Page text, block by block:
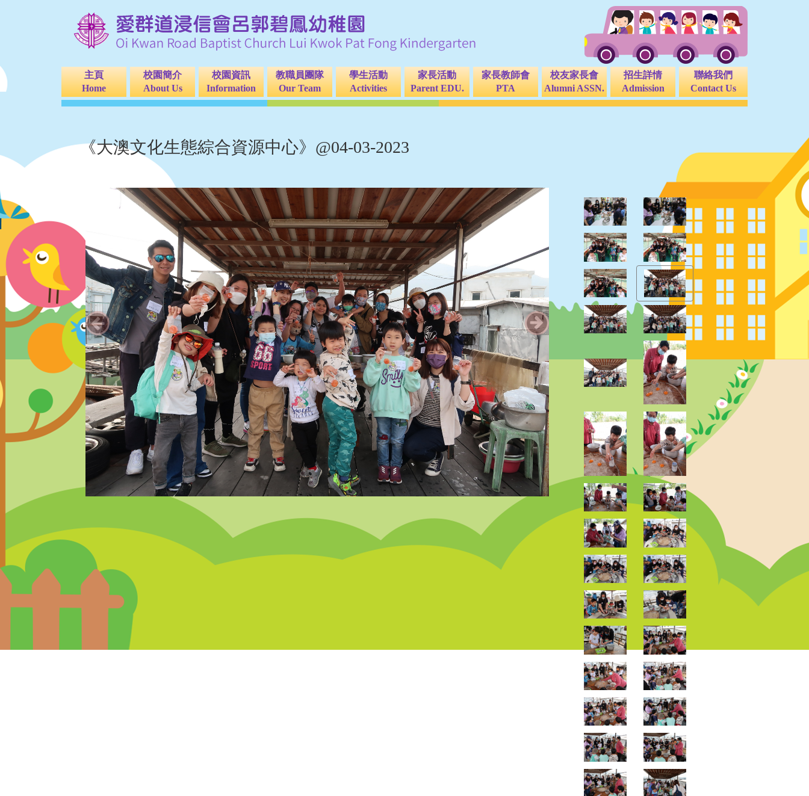
主頁
Home
校園簡介
About Us
校園資訊
Information
教職員團隊
Our Team
學生活動
Activities
家長活動
Parent EDU.
家長教師會
PTA
校友家長會
Alumni ASSN.
招生詳情
Admission
聯絡我們
Contact Us
《大澳文化生態綜合資源中心》@04-03-2023